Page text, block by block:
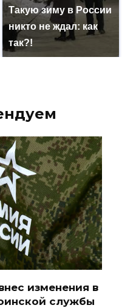
Такую зиму в России
никто не ждал: как
так?!
изменения в
службы